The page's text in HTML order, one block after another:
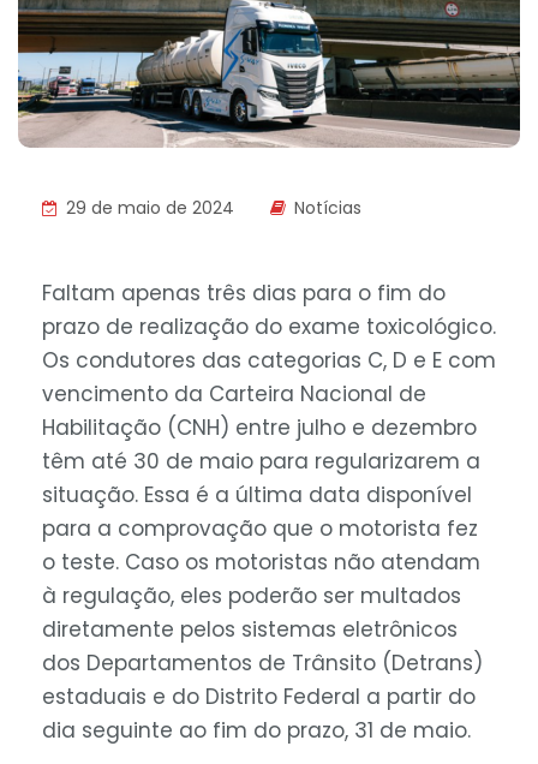
29 de maio de 2024 Notícias
Faltam apenas três dias para o fim do
prazo de realização do exame toxicológico.
Os condutores das categorias C, D e E com
vencimento da Carteira Nacional de
Habilitação (CNH) entre julho e dezembro
têm até 30 de maio para regularizarem a
situação. Essa é a última data disponível
para a comprovação que o motorista fez
o teste. Caso os motoristas não atendam
à regulação, eles poderão ser multados
diretamente pelos sistemas eletrônicos
dos Departamentos de Trânsito (Detrans)
estaduais e do Distrito Federal a partir do
dia seguinte ao fim do prazo, 31 de maio.